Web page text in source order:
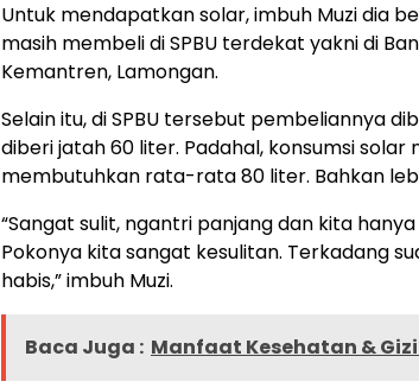
Untuk mendapatkan solar, imbuh Muzi dia
masih membeli di SPBU terdekat yakni di
Kemantren, Lamongan.
Selain itu, di SPBU tersebut pembeliannya
diberi jatah 60 liter. Padahal, konsumsi solar
membutuhkan rata-rata 80 liter. Bahkan
“Sangat sulit, ngantri panjang dan kita
Pokonya kita sangat kesulitan. Terkadang
habis,” imbuh Muzi.
Baca Juga : Manfaat Kesehatan &